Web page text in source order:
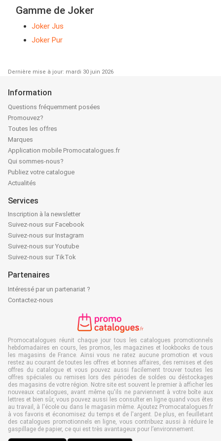
Gamme de Joker
Joker Jus
Joker Pur
Dernière mise à jour: mardi 30 juin 2026
Information
Questions fréquemment posées
Promouvez?
Toutes les offres
Marques
Application mobile Promocatalogues.fr
Qui sommes-nous?
Publiez votre catalogue
Actualités
Services
Inscription à la newsletter
Suivez-nous sur Facebook
Suivez-nous sur Instagram
Suivez-nous sur Youtube
Suivez-nous sur TikTok
Partenaires
Intéressé par un partenariat ?
Contactez-nous
Promocatalogues réunit chaque jour tous les catalogues promotionnels
hebdomadaires en cours, les promos, les magazines et lookbooks de tous
les magasins de France. Ainsi vous ne ratez aucune promotion et vous
restez au courant de toutes les offres et bonnes affaires, des remises et des
offres du catalogue et vous pouvez aussi facilement trouver toutes les
offres spéciales ou remises lors des périodes de soldes ou déstockages
des magasins de votre région. Notre site est souvent le premier à afficher les
nouveaux catalogues, avant même qu'ils ne parviennent à votre boîte aux
lettres et bien sûr, vous pouvez aussi les consulter en ligne quand vous êtes
au travail, à l'école ou dans le magasin même. Ajoutez Promocatalogues.fr
à vos favoris et économisez du temps et de l'argent. De plus, en feuilletant
des catalogues promotionnels en ligne, vous contribuez aussi à réduire le
gaspillage de papier, ce qui est très avantageux pour l’environnement.